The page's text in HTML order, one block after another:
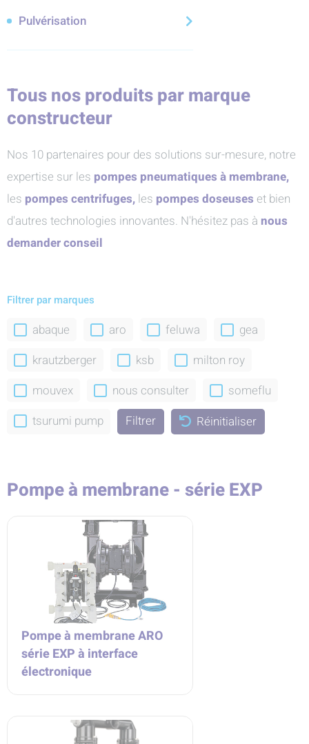
Pulvérisation
Tous nos produits par marque
constructeur
Nos 10 partenaires pour des solutions sur-mesure, notre
expertise sur les pompes pneumatiques à membrane,
les pompes centrifuges, les pompes doseuses et bien
d'autres technologies innovantes. N'hésitez pas à nous
demander conseil
Filtrer par marques
abaque aro feluwa
gea
krautzberger
ksb
milton roy
mouvex
nous consulter
someflu
tsurumi pump
Réinitialiser
Pompe à membrane - série EXP
Pompe à membrane ARO
série EXP à interface
électronique